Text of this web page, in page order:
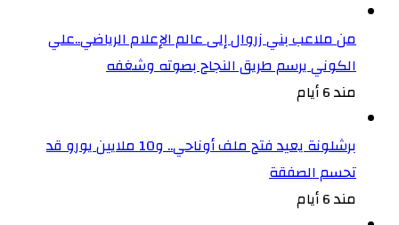
من ملاعب بني زروال إلى عالم الإعلام الرياضي..علي
الكوني يرسم طريق النجاح بصوته وشغفه
مند 6 أيام
برشلونة يعيد فتح ملف أوناحي.. و10 ملايين يورو قد
تحسم الصفقة
مند 6 أيام